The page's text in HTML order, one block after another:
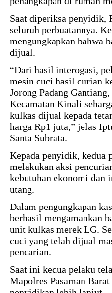
Saat diperiksa penyidik,
seluruh perbuatannya.
mengungkapkan bahwa
dijual.
“Dari hasil interogasi,
mesin cuci hasil curian
Jorong Padang
Kecamatan Kinali
kulkas dijual kepada
harga Rp1 juta,” jelas
Santa Subrata.
Kepada penyidik, kedua
melakukan aksi
kebutuhan ekonomi dan
utang.
Dalam pengungkapan
berhasil mengamankan
unit kulkas merek LG.
cuci yang telah dijual
pencarian.
Saat ini kedua pelaku
Mapolres Pasaman